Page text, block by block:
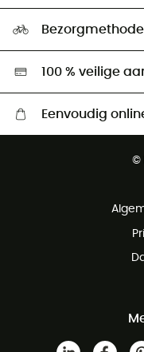
Ambassadeurs
Hardgreen
100 % veilige
Eenvoudig
Gratis retourneren binnen
©